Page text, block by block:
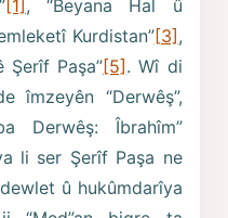
[1], “Beyana Hal û
Kurdistan”[3],
Şerîf Paşa”[5]. Wî di
îmzeyên “Derwêş”,
Derwêş: Îbrahîm”
li ser Şerîf Paşa ne
û hukûmdarîya